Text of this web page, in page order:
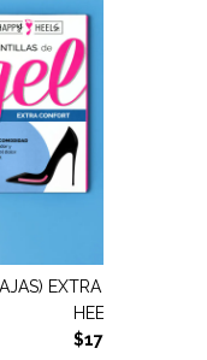
(6 CAJAS) SET AJUSTE +
PROTECCIÓN HAPPY
$399.00